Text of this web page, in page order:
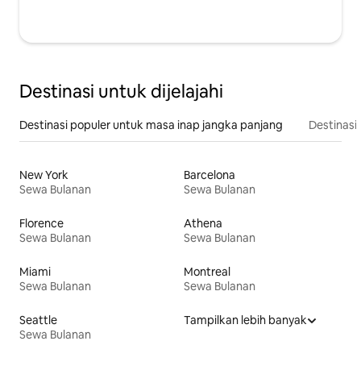
Destinasi untuk dijelajahi
Destinasi populer untuk masa inap jangka panjang Destinasi
New York
Sewa Bulanan
Barcelona
Sewa Bulanan
Florence
Sewa Bulanan
Athena
Sewa Bulanan
Miami
Sewa Bulanan
Montreal
Sewa Bulanan
Seattle
Sewa Bulanan
Tampilkan lebih banyak